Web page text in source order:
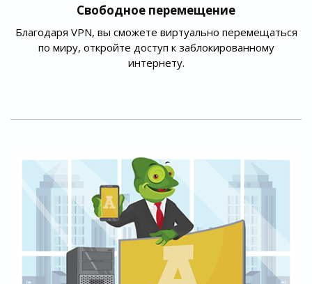
Свободное перемещение
Благодаря VPN, вы сможете виртуально перемещаться
по миру, откройте доступ к заблокированному
интернету.